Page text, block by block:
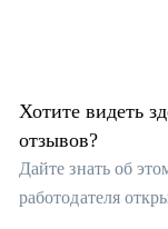
Хотите видеть
отзывов?
Дайте знать об
работодателя